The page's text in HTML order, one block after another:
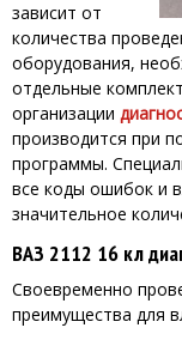
зависит от
количества
оборудования,
отдельные
организации
производится при
программы.
все коды ошибок и
значительное
ВАЗ 2112 16 кл
Своевременно
преимущества для